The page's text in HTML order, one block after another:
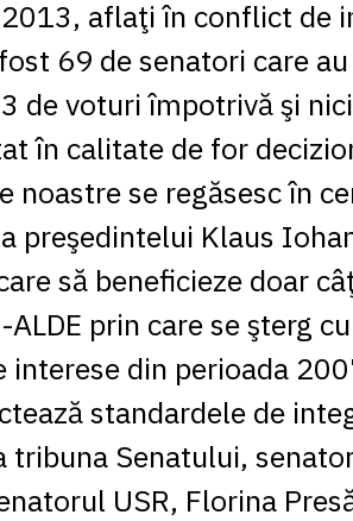
1 RUB= 0.0530
1 SEK= 0.4526
1 TRY= 0.1141
1 UAH= 0.1048
1 XDR= 5.9383
1 ZAR= 0.2318
aflaţi în conflict de
69 de senatori care
de voturi împotrivă şi
în calitate de for
noastre se regăsesc în
preşedintelui Klaus
să beneficieze doar
prin care se şterg
interese din perioada
standardele de
tribuna Senatului,
USR, Florina